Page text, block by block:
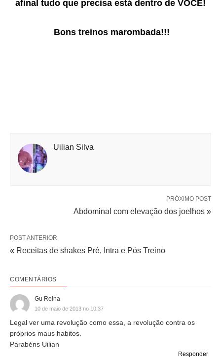
afinal tudo que precisa está dentro de VOCÊ!
Bons treinos marombada!!!
Uilian Silva
PRÓXIMO POST
Abdominal com elevação dos joelhos »
POST ANTERIOR
« Receitas de shakes Pré, Intra e Pós Treino
COMENTÁRIOS
Gu Reina
10 de maio de 2013 no 10:37
Legal ver uma revolução como essa, a revolução contra os
próprios maus habitos.
Parabéns Uilian
Responder